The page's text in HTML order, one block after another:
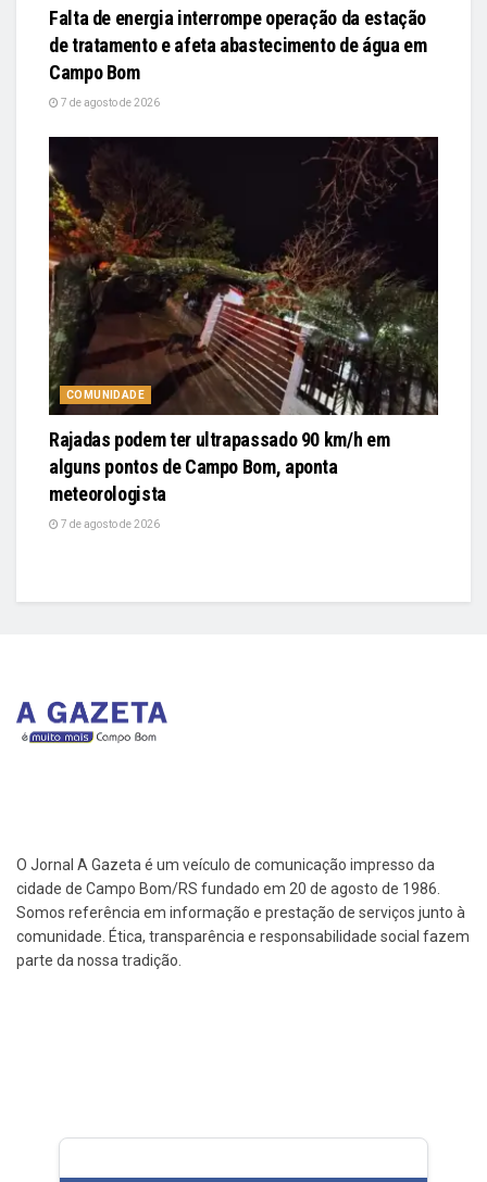
Falta de energia interrompe operação da estação
de tratamento e afeta abastecimento de água em
Campo Bom
7 de agosto de 2026
COMUNIDADE
Rajadas podem ter ultrapassado 90 km/h em
alguns pontos de Campo Bom, aponta
meteorologista
7 de agosto de 2026
O Jornal A Gazeta é um veículo de comunicação impresso da
cidade de Campo Bom/RS fundado em 20 de agosto de 1986.
Somos referência em informação e prestação de serviços junto à
comunidade. Ética, transparência e responsabilidade social fazem
parte da nossa tradição.